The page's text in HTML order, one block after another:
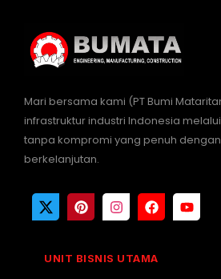
Mari bersama kami (PT Bumi
infrastruktur industri Indonesia
tanpa kompromi yang penuh
berkelanjutan.
UNIT BISNIS UTAMA